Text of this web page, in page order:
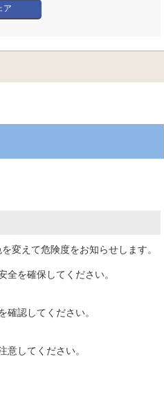
ア
変えて危険度をお知らせします。
を確保してください。
確認してください。
意してください。